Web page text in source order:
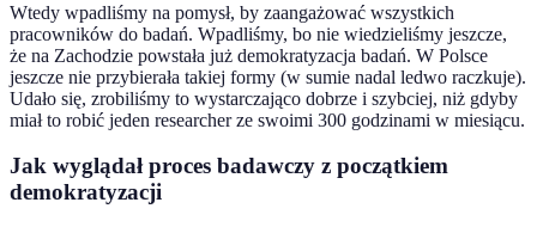
Wtedy wpadliśmy na pomysł, by zaangażować wszystkich
pracowników do badań. Wpadliśmy, bo nie wiedzieliśmy jeszcze,
że na Zachodzie powstała już demokratyzacja badań. W Polsce
jeszcze nie przybierała takiej formy (w sumie nadal ledwo raczkuje).
Udało się, zrobiliśmy to wystarczająco dobrze i szybciej, niż gdyby
miał to robić jeden researcher ze swoimi 300 godzinami w miesiącu.
Jak wyglądał proces badawczy z początkiem
demokratyzacji